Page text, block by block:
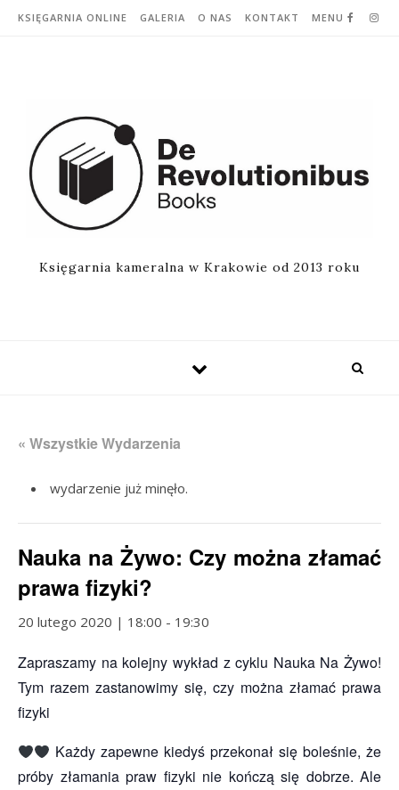
Skip to content
KSIĘGARNIA ONLINE GALERIA O NAS KONTAKT MENU
Księgarnia kameralna w Krakowie od 2013 roku
« Wszystkie Wydarzenia
wydarzenie już minęło.
Nauka na Żywo: Czy można złamać
prawa fizyki?
20 lutego 2020 | 18:00 - 19:30
Zapraszamy na kolejny wykład z cyklu Nauka Na Żywo!
Tym razem zastanowimy się, czy można złamać prawa
fizyki
Każdy zapewne kiedyś przekonał się boleśnie, że
próby złamania praw fizyki nie kończą się dobrze. Ale